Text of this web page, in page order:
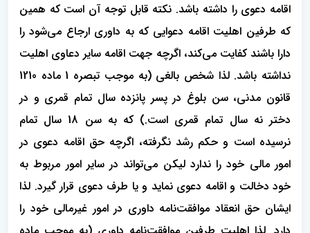
اقامه دعوی را داشته باشد. نکته قابل توجه آن است که همین
که طرفین اهلیت اقامه دعوایی که به داوری ارجاع می‌شود را
دارا باشند کفایت می‌کند، اگرچه جهت اقامه سایر دعاوی اهلیت
نداشته باشد. لذا شخص بالغی (به موجب تبصره 1 ماده 1210
قانون مدنی، سن بلوغ در پسر پانزده سال تمام قمری و در
دختر نه سال تمام قمری است.) که به سن 18 سال تمام
نرسیده است و حکم رشد نگرفته، اگرچه حق اقامه دعوی در
امور مالی خود را ندارد لیکن می‌تواند در سایر امور مربوط به
خود دخالت و اقامه دعوی نماید و یا طرف دعوی قرار گیرد. لذا
ایشان حق انعقاد موافقت‌نامه داوری در امور غیرمالی خود را